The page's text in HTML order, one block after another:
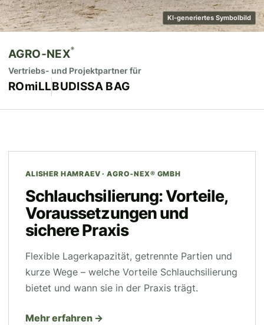
KI-generiertes Symbolbild
AGRO‑NEX®
Vertriebs- und Projektpartner für
ROmiLLBUDISSA BAG
ALISHER HAMRAEV · AGRO‑NEX® GMBH
Schlauchsilierung: Vorteile,
Voraussetzungen und
sichere Praxis
Flexible Lagerkapazität, getrennte Partien und
kurze Wege – welche Vorteile Schlauchsilierung
bietet und wann sie in der Praxis trägt.
Mehr erfahren →